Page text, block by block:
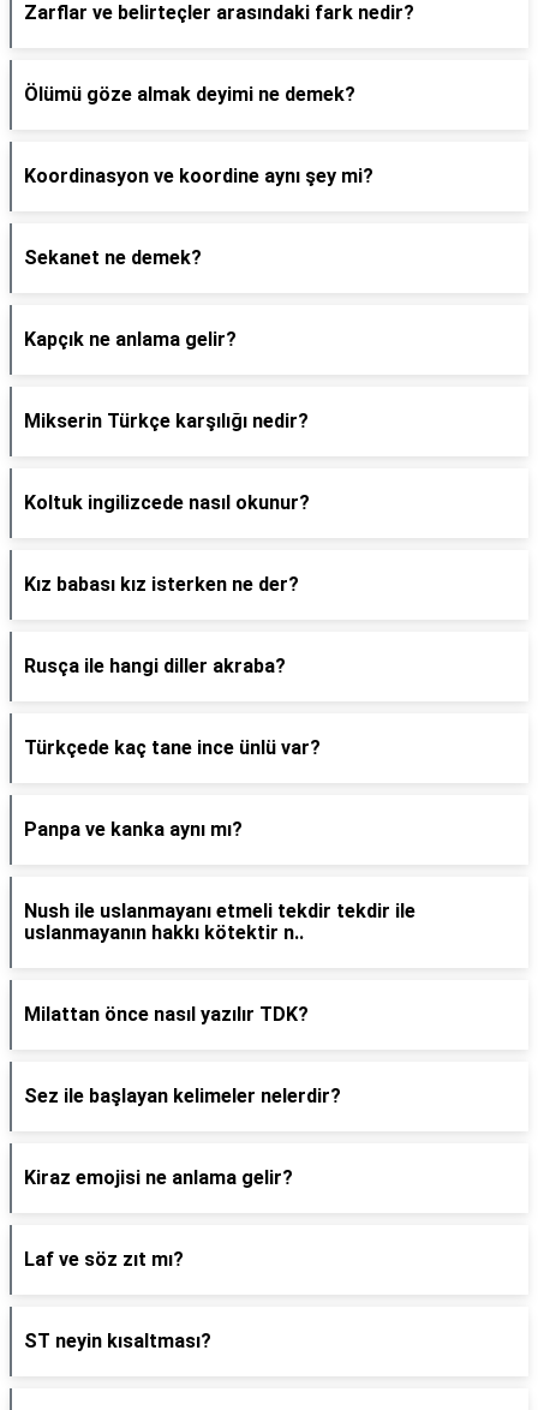
Zarflar ve belirteçler arasındaki fark nedir?
Ölümü göze almak deyimi ne demek?
Koordinasyon ve koordine aynı şey mi?
Sekanet ne demek?
Kapçık ne anlama gelir?
Mikserin Türkçe karşılığı nedir?
Koltuk ingilizcede nasıl okunur?
Kız babası kız isterken ne der?
Rusça ile hangi diller akraba?
Türkçede kaç tane ince ünlü var?
Panpa ve kanka aynı mı?
Nush ile uslanmayanı etmeli tekdir tekdir ile
uslanmayanın hakkı kötektir n..
Milattan önce nasıl yazılır TDK?
Sez ile başlayan kelimeler nelerdir?
Kiraz emojisi ne anlama gelir?
Laf ve söz zıt mı?
ST neyin kısaltması?